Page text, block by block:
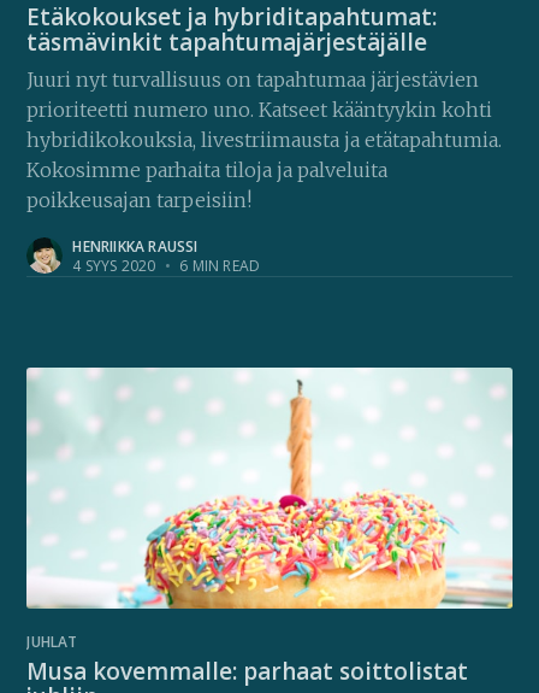
Etäkokoukset ja hybriditapahtumat:
täsmävinkit tapahtumajärjestäjälle
Juuri nyt turvallisuus on tapahtumaa järjestävien
prioriteetti numero uno. Katseet kääntyykin kohti
hybridikokouksia, livestriimausta ja etätapahtumia.
Kokosimme parhaita tiloja ja palveluita
poikkeusajan tarpeisiin!
HENRIIKKA RAUSSI
4 SYYS 2020 • 6 MIN READ
JUHLAT
Musa kovemmalle: parhaat soittolistat